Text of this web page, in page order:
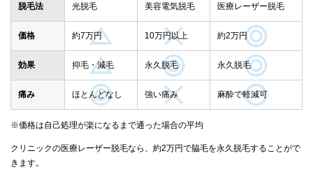
脱毛法 光脱毛 美容電気脱毛 医療レーザー脱毛
価格 約7万円 10万円以上 約2万円
効果 抑毛・減毛 永久脱毛 永久脱毛
痛み ほとんどなし 強い痛み 麻酔で軽減可
※価格は自己処理が楽になるまで通った場合の平均
クリニックの医療レーザー脱毛なら、約2万円で脇毛を永久脱毛することがで
きます。